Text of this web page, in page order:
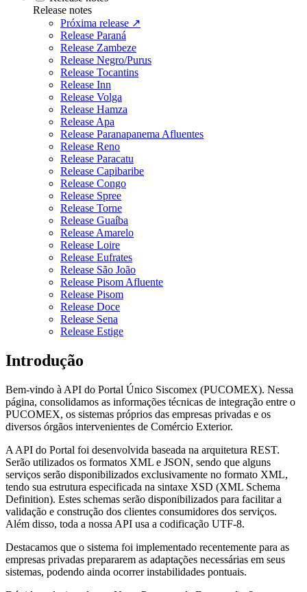
Release notes
Próxima release ↗
Release Paraná
Release Zambeze
Release Negro/Purus
Release Tocantins
Release Inn
Release Volga
Release Hamza
Release Apa
Release Paranapanema Afluentes
Release Reno
Release Paracatu
Release Capibaribe
Release Congo
Release Spree
Release Torne
Release Guaíba
Release Amarelo
Release Loire
Release Eufrates
Release São João
Release Pisom Afluente
Release Pisom
Release Doce
Release Sena
Release Estige
Introdução
Bem-vindo à API do Portal Único Siscomex (PUCOMEX). Nessa
página, consolidamos as informações técnicas de integração entre o
PUCOMEX, os sistemas próprios das empresas privadas e os
diversos órgãos intervenientes de Comércio Exterior.
A API do Portal foi desenvolvida baseada na arquitetura REST.
Serão utilizados os formatos XML e JSON, sendo que alguns
serviços serão disponibilizados exclusivamente no formato XML,
tendo sua estrutura especificada na sintaxe XSD (XML Schema
Definition). Estes schemas serão disponibilizados para facilitar a
validação e construção dos clientes consumidores dos serviços.
Além disso, toda a nossa API usa a codificação UTF-8.
Destacamos que o sistema foi implementado recentemente para as
empresas privadas prepararem as adaptações necessárias em seus
sistemas, podendo ainda ocorrer instabilidades pontuais.